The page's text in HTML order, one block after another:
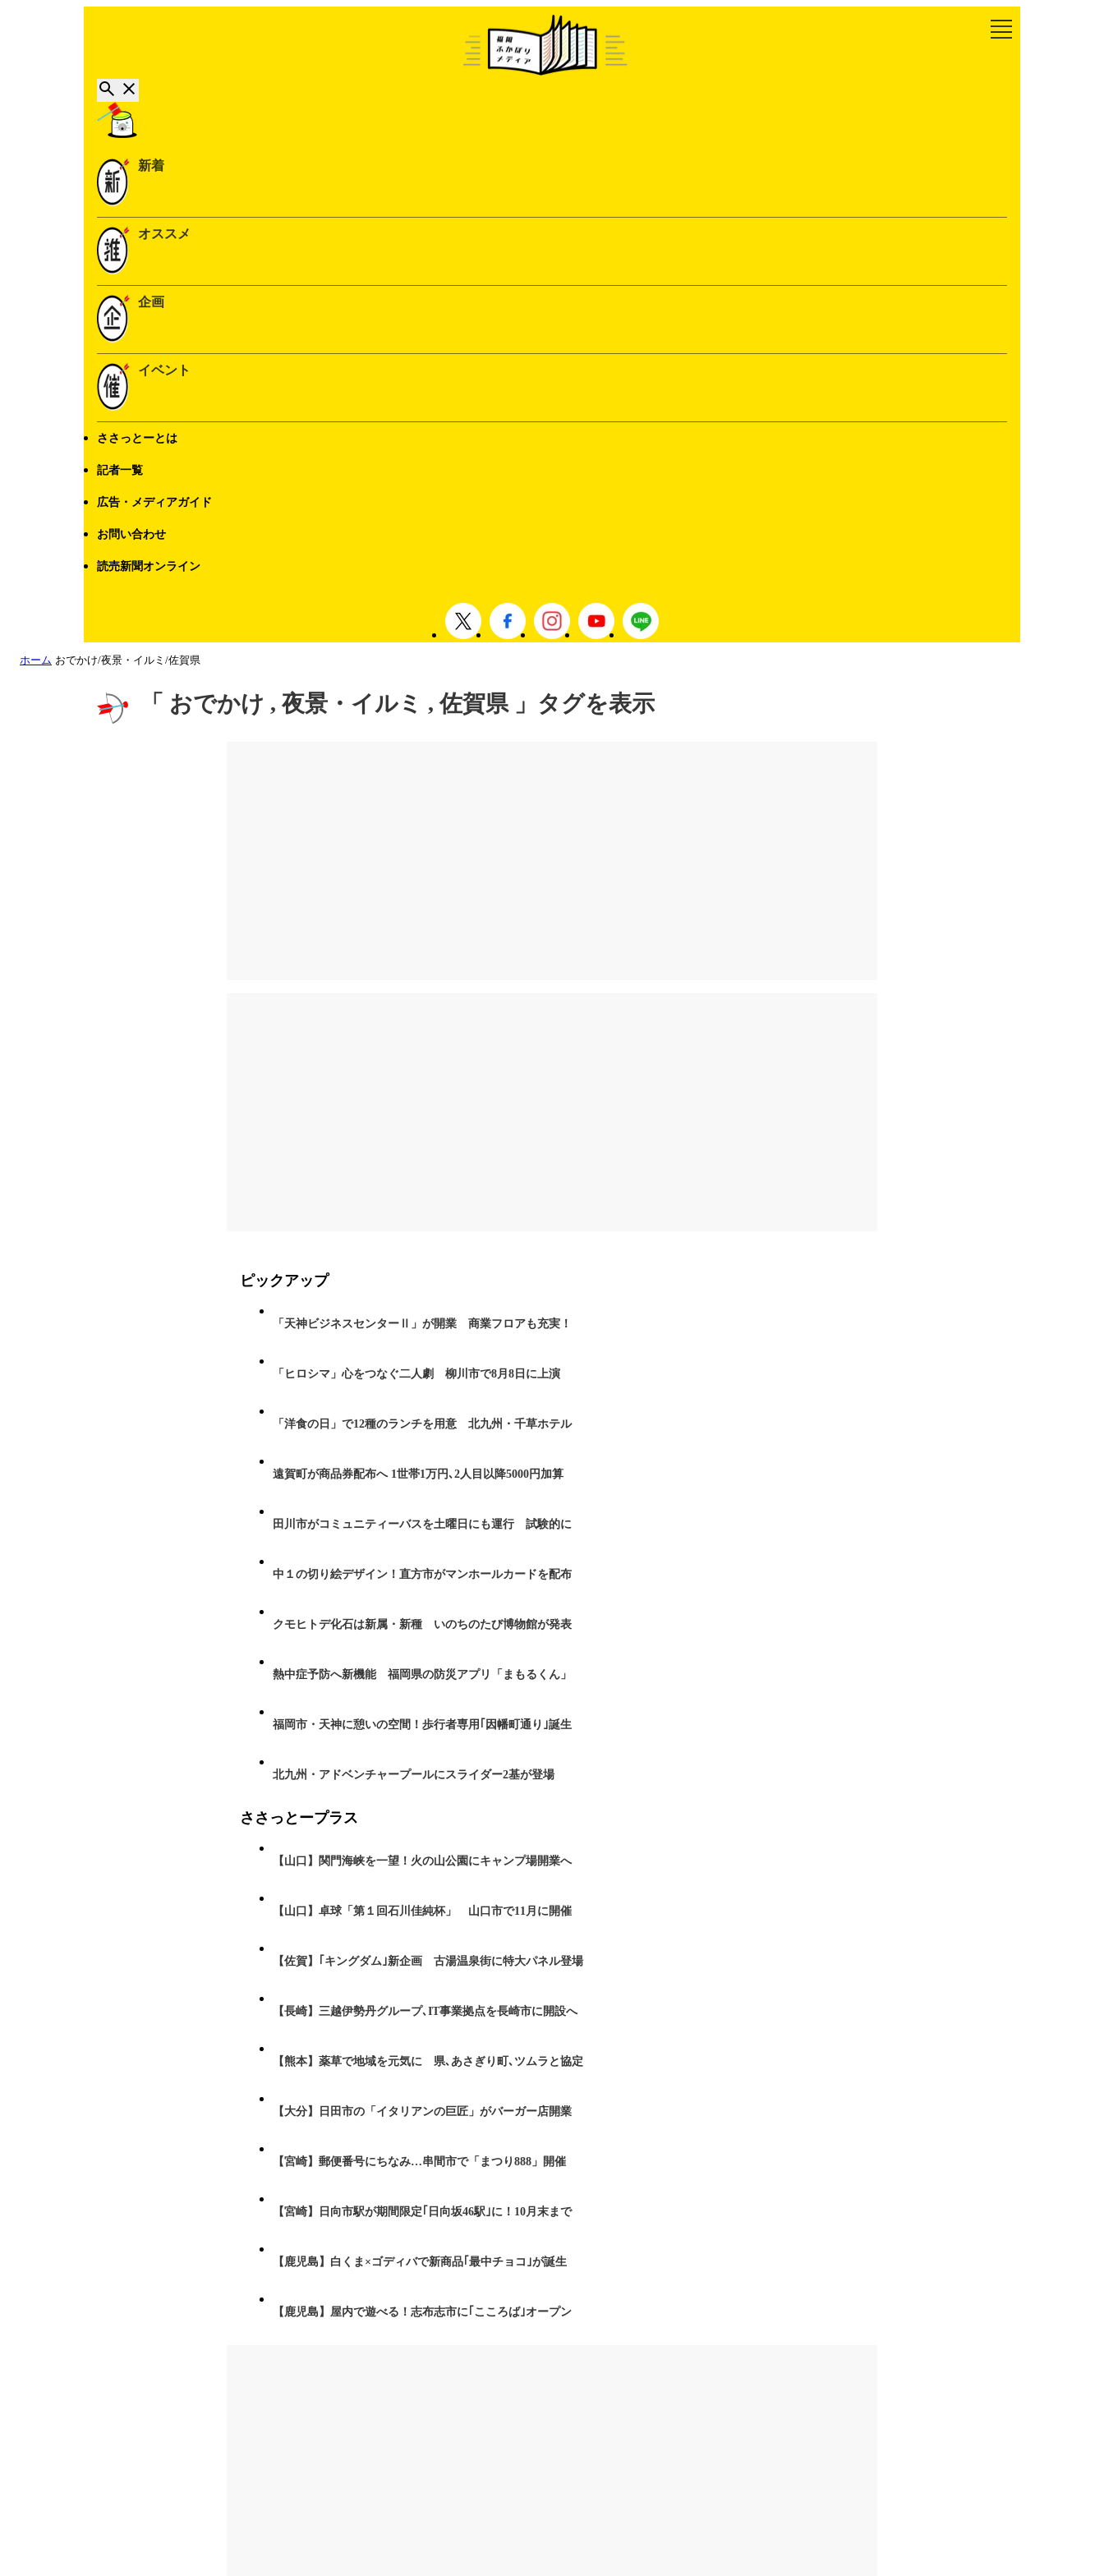
新着
オススメ
企画
イベント
ささっとーとは
記者一覧
広告・メディアガイド
お問い合わせ
読売新聞オンライン
ホーム おでかけ/夜景・イルミ/佐賀県
「 おでかけ , 夜景・イルミ , 佐賀県 」タグを表示
ピックアップ
「天神ビジネスセンターⅡ」が開業 商業フロアも充実！
「ヒロシマ」心をつなぐ二人劇 柳川市で8月8日に上演
「洋食の日」で12種のランチを用意 北九州・千草ホテル
遠賀町が商品券配布へ 1世帯1万円､2人目以降5000円加算
田川市がコミュニティーバスを土曜日にも運行 試験的に
中１の切り絵デザイン！直方市がマンホールカードを配布
クモヒトデ化石は新属・新種 いのちのたび博物館が発表
熱中症予防へ新機能 福岡県の防災アプリ「まもるくん」
福岡市・天神に憩いの空間！歩行者専用｢因幡町通り｣誕生
北九州・アドベンチャープールにスライダー2基が登場
ささっとープラス
【山口】関門海峡を一望！火の山公園にキャンプ場開業へ
【山口】卓球「第１回石川佳純杯」 山口市で11月に開催
【佐賀】｢キングダム｣新企画 古湯温泉街に特大パネル登場
【長崎】三越伊勢丹グループ､IT事業拠点を長崎市に開設へ
【熊本】薬草で地域を元気に 県､あさぎり町､ツムラと協定
【大分】日田市の「イタリアンの巨匠」がバーガー店開業
【宮崎】郵便番号にちなみ…串間市で「まつり888」開催
【宮崎】日向市駅が期間限定｢日向坂46駅｣に！10月末まで
【鹿児島】白くま×ゴディバで新商品｢最中チョコ｣が誕生
【鹿児島】屋内で遊べる！志布志市に｢こころば｣オープン